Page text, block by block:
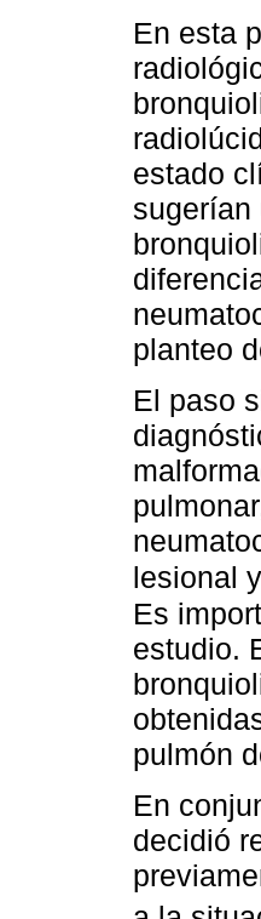
En esta
estado
sugerían
planteo
El paso
lesional
Es
estudio.
pulmón
En
decidió